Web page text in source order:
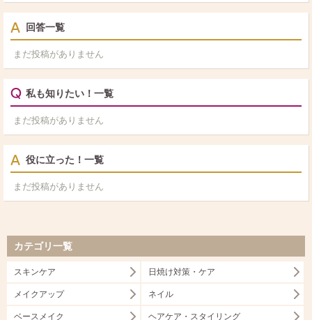
回答一覧
まだ投稿がありません
私も知りたい！一覧
まだ投稿がありません
役に立った！一覧
まだ投稿がありません
カテゴリ一覧
スキンケア 日焼け対策・ケア
メイクアップ ネイル
ベースメイク ヘアケア・スタイリング